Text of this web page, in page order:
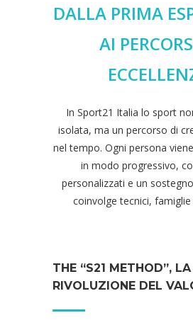
DALLA PRIMA
AI
In Sport21 Italia lo sport
isolata, ma un percorso di
nel tempo. Ogni persona
in modo progressivo,
personalizzati e un
coinvolge tecnici,
THE “S21 METHOD”, LA
RIVOLUZIONE DEL